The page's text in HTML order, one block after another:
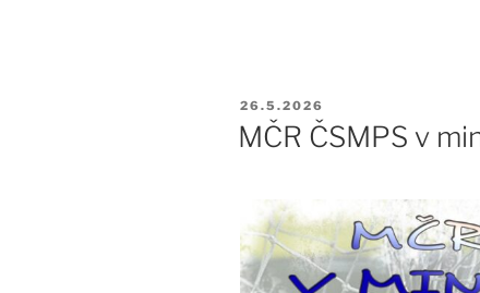
PUBLIKOVÁNO
26.5.2026
MČR ČSMPS v